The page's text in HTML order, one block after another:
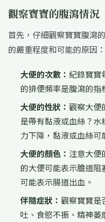
觀察寶寶的腹瀉情況
首先，仔細觀察寶寶腹瀉
的嚴重程度和可能的原因：
大便的次數： 紀錄寶寶
的排便頻率是腹瀉的指
大便的性狀： 觀察大便
是帶有黏液或血絲？
力下降，黏液或血絲可
大便的顏色： 注意大便
的大便可能表示膽道
可能表示腸道出血。
伴隨症狀： 觀察寶寶是
吐、食慾不振、精神